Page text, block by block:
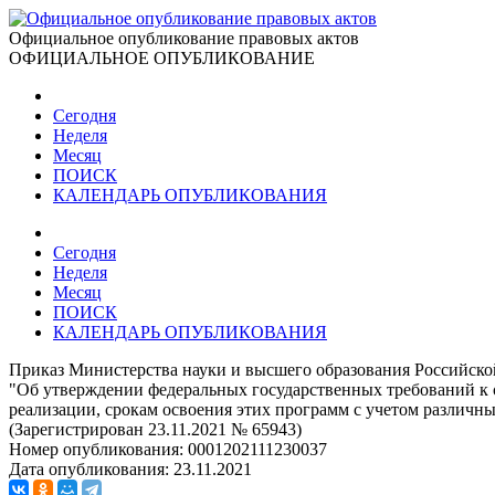
Официальное опубликование правовых актов
ОФИЦИАЛЬНОЕ ОПУБЛИКОВАНИЕ
Сегодня
Неделя
Месяц
ПОИСК
КАЛЕНДАРЬ ОПУБЛИКОВАНИЯ
Сегодня
Неделя
Месяц
ПОИСК
КАЛЕНДАРЬ ОПУБЛИКОВАНИЯ
Приказ Министерства науки и высшего образования
"Об утверждении федеральных государственных требований
реализации, срокам освоения этих программ с учетом
(Зарегистрирован 23.11.2021 № 65943)
Номер опубликования: 0001202111230037
Дата опубликования: 23.11.2021